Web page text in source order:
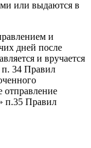
или выдаются в
и
дней после
и вручается
п. 34 Правил
отправление
п.35 Правил